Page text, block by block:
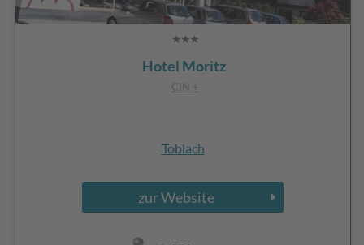
Hotel Moritz
CIN +
Toblach
zur Website